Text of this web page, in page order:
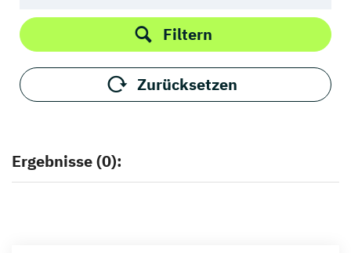
Filtern
Zurücksetzen
Ergebnisse (0):